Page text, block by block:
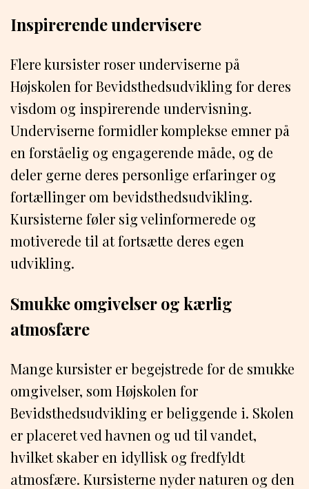
Inspirerende undervisere
Flere kursister roser underviserne på
Højskolen for Bevidsthedsudvikling for deres
visdom og inspirerende undervisning.
Underviserne formidler komplekse emner på
en forståelig og engagerende måde, og de
deler gerne deres personlige erfaringer og
fortællinger om bevidsthedsudvikling.
Kursisterne føler sig velinformerede og
motiverede til at fortsætte deres egen
udvikling.
Smukke omgivelser og kærlig
atmosfære
Mange kursister er begejstrede for de smukke
omgivelser, som Højskolen for
Bevidsthedsudvikling er beliggende i. Skolen
er placeret ved havnen og ud til vandet,
hvilket skaber en idyllisk og fredfyldt
atmosfære. Kursisterne nyder naturen og den